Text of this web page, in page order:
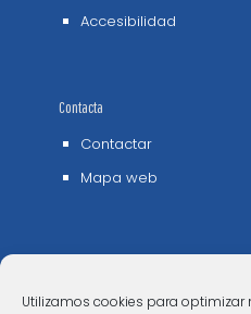
Utilizamos cookies para optimizar
Accesibilidad
Contacta
Contactar
Mapa web